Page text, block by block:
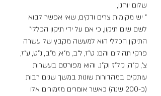
שלום יוחנן,
” יש מקומות צרים ודקים, שאי אפשר לבוא
לשם שום תיקון, כי אם על ידי תיקון הכללי”
התיקון הכללי הוא למעשה מקבץ של עשרה
פרקי תהילים והם: ט”ז, ל”ב, מ”א, מ”ב, נ”ט, ע”ז,
צ’, ק”ה, קל”ז וק”נ. והוא מפורסם בעשרות
עותקים במהדורות שונות במשך שנים רבות
(כ-200 שנה) כאשר אומרים מזמורים אלו